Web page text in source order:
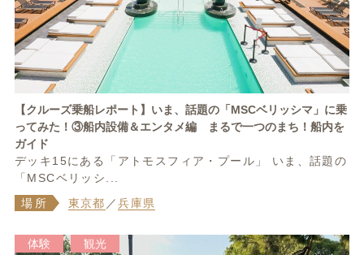
【クルーズ乗船レポート】いま、話題の「MSCベリッシマ」に乗
ってみた！③船内設備＆エンタメ編 まるで一つのまち！船内を
ガイド
デッキ15にある「アトモスフィア・プール」 いま、話題の
「MSCベリッシ...
場所
東京都 ／兵庫県
体験 観光